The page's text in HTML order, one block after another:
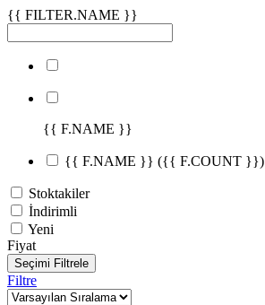
{{ FILTER.NAME }}
{{ F.NAME }}
{{ F.NAME }} ({{ F.COUNT }})
Stoktakiler
İndirimli
Yeni
Fiyat
Seçimi Filtrele
Filtre